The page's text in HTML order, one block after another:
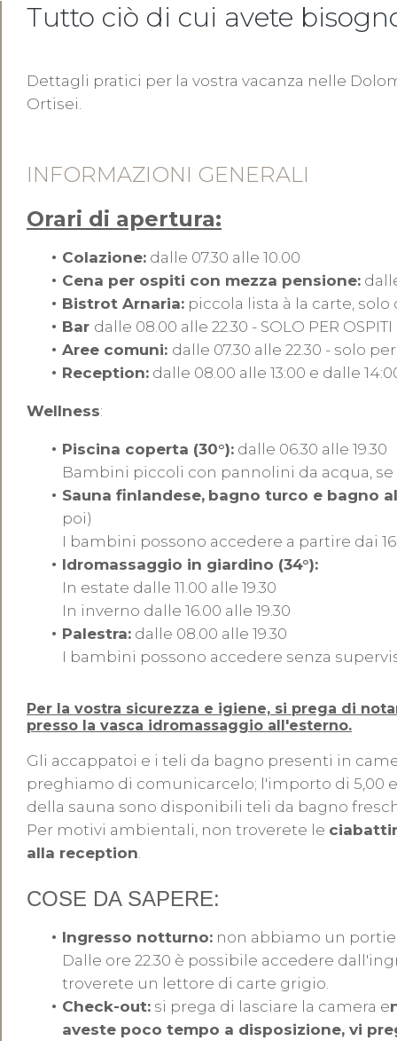
Tutto ciò di cui avete
Dettagli pratici per la vostra vacanza nelle
Ortisei.
INFORMAZIONI GENERALI
Orari di apertura:
Colazione: dalle 07.30 alle 10.00
Cena per ospiti con mezza pensione:
Bistrot Arnaria: piccola lista à la carte,
Bar dalle 08.00 alle 22.30 - SOLO PER
Aree comuni: dalle 07.30 alle 22.30 - solo
Reception: dalle 08.00 alle 13:00 e dalle
Wellness:
Piscina coperta (30°): dalle 06.30 alle 19.30
Bambini piccoli con pannolini da acqua, se
Sauna finlandese, bagno turco e bagno
poi)
I bambini possono accedere a partire dai
Idromassaggio in giardino (34°):
In estate dalle 11.00 alle 19.30
In inverno dalle 16.00 alle 19.30
Palestra: dalle 08.00 alle 19.30
I bambini possono accedere senza
Per la vostra sicurezza e igiene, si prega di
presso la vasca idromassaggio all'esterno.
Gli accappatoi e i teli da bagno presenti in
preghiamo di comunicarcelo; l'importo di 5,00
della sauna sono disponibili teli da bagno
Per motivi ambientali, non troverete le
alla reception.
COSE DA SAPERE:
Ingresso notturno: non abbiamo un
Dalle ore 22.30 è possibile accedere
troverete un lettore di carte grigio.
Check-out: si prega di lasciare la camera e
aveste poco tempo a disposizione, vi